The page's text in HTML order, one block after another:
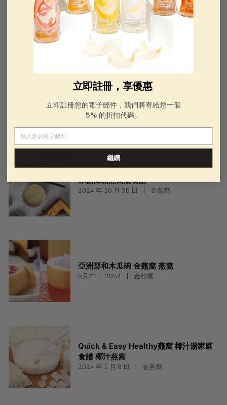
A Step Above Others
請放心，我們所有的產品都經過嚴格的檢查，並遵守嚴格
的健康、安全和永續性標準。當你選擇的時候金燕窩，保
證您每次都能買到正品、高品質的產品，非常適合作為禮
物送給親人。今年聖誕節，用健康和傳統的禮物讓您的慶
以白燕窩為特色的食譜：
冰糖簡易燕窩湯食譜
2024 年 10 月 30 日 金燕窩
亞洲梨和木瓜碗 金燕窩 燕窩
5月21， 2024 金燕窩
Quick & Easy Healthy燕窩 椰汁湯家庭
食譜 椰汁燕窩
2024 年 1 月 8 日 金燕窩
立即註冊，享優惠
立即註冊您的電子郵件，我們將寄給您一個
5% 的折扣代碼。
繼續